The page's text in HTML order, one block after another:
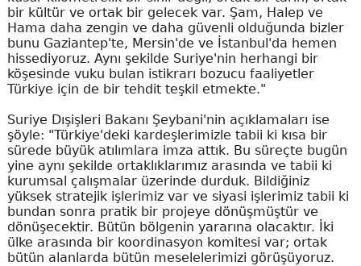
bir kültür ve ortak bir gelecek var. Şam, Halep ve
Hama daha zengin ve daha güvenli olduğunda bizler
bunu Gaziantep'te, Mersin'de ve İstanbul'da hemen
hissediyoruz. Aynı şekilde Suriye'nin herhangi bir
köşesinde vuku bulan istikrarı bozucu faaliyetler
Türkiye için de bir tehdit teşkil etmekte."
Suriye Dışişleri Bakanı Şeybani'nin açıklamaları ise
şöyle: "Türkiye'deki kardeşlerimizle tabii ki kısa bir
sürede büyük atılımlara imza attık. Bu süreçte bugün
yine aynı şekilde ortaklıklarımız arasında ve tabii ki
kurumsal çalışmalar üzerinde durduk. Bildiğiniz
yüksek stratejik işlerimiz var ve siyasi işlerimiz tabii ki
bundan sonra pratik bir projeye dönüşmüştür ve
dönüşecektir. Bütün bölgenin yararına olacaktır. İki
ülke arasında bir koordinasyon komitesi var; ortak
bütün alanlarda bütün meselelerimizi görüşüyoruz.